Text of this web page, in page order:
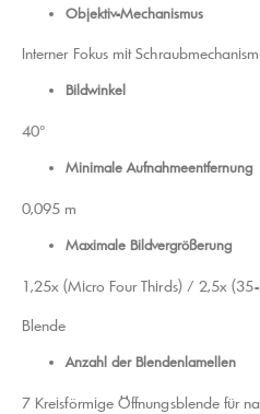
Objektiv-Mechanismus
Interner Fokus mit
Bildwinkel
40°
Minimale Aufnahmeentfernung
0,095 m
Maximale Bildvergrößerung
1,25x (Micro Four Thirds) / 2,5x (35-
Blende
Anzahl der Blendenlamellen
7 Kreisförmige Öffnungsblende für